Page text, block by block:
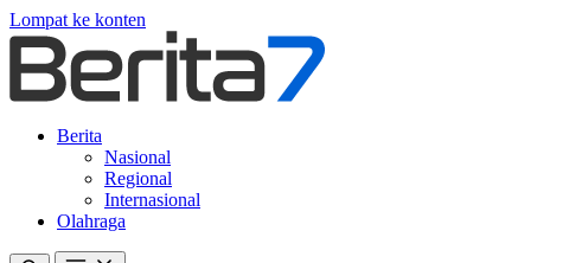
Lompat ke konten
Berita
Nasional
Regional
Internasional
Olahraga